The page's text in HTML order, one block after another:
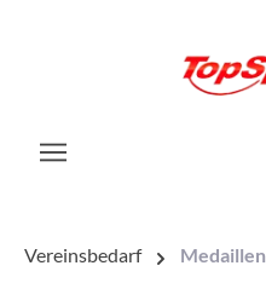
Vereinsbedarf Medaillen